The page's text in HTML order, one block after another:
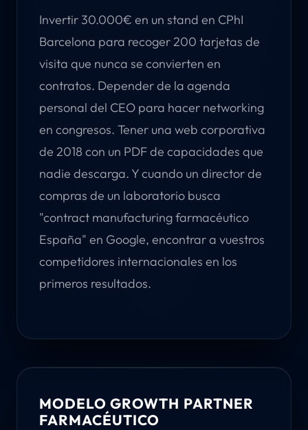
Invertir 30.000€ en un stand en CPhI
Barcelona para recoger 200 tarjetas de
visita que nunca se convierten en
contratos. Depender de la agenda
personal del CEO para hacer networking
en congresos. Tener una web corporativa
de 2018 con un PDF de capacidades que
nadie descarga. Y cuando un director de
compras de un laboratorio busca
"contract manufacturing farmacéutico
España" en Google, encontrar a vuestros
competidores internacionales en los
primeros resultados.
MODELO GROWTH PARTNER
FARMACÉUTICO